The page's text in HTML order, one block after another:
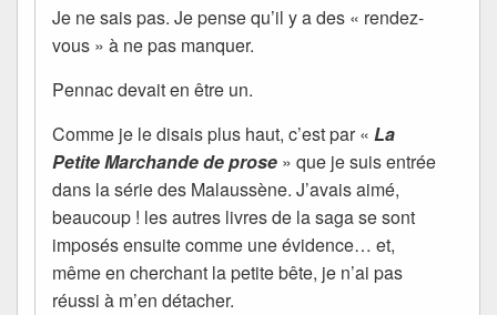
Je ne sais pas. Je pense qu’il y a des « rendez-
vous » à ne pas manquer.
Pennac devait en être un.
Comme je le disais plus haut, c’est par « La
Petite Marchande de prose » que je suis entrée
dans la série des Malaussène. J’avais aimé,
beaucoup ! les autres livres de la saga se sont
imposés ensuite comme une évidence… et,
même en cherchant la petite bête, je n’ai pas
réussi à m’en détacher.